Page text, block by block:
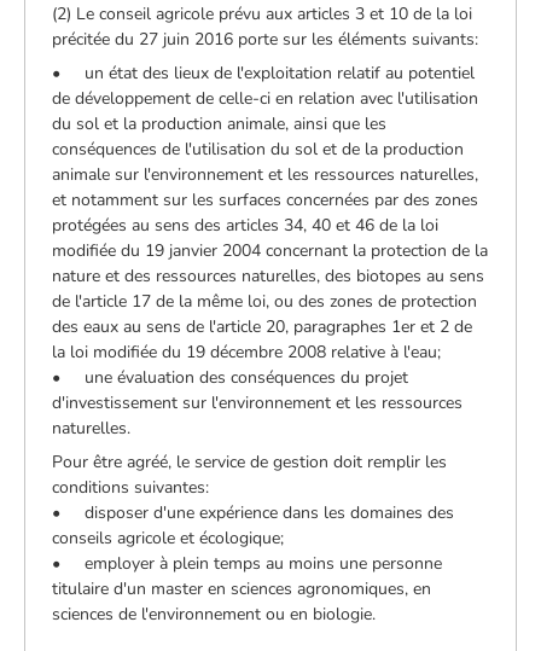
(2) Le conseil agricole prévu aux articles 3 et 10 de la loi
précitée du 27 juin 2016 porte sur les éléments suivants:
• un état des lieux de l'exploitation relatif au potentiel
de développement de celle-ci en relation avec l'utilisation
du sol et la production animale, ainsi que les
conséquences de l'utilisation du sol et de la production
animale sur l'environnement et les ressources naturelles,
et notamment sur les surfaces concernées par des zones
protégées au sens des articles 34, 40 et 46 de la loi
modifiée du 19 janvier 2004 concernant la protection de la
nature et des ressources naturelles, des biotopes au sens
de l'article 17 de la même loi, ou des zones de protection
des eaux au sens de l'article 20, paragraphes 1er et 2 de
la loi modifiée du 19 décembre 2008 relative à l'eau;
• une évaluation des conséquences du projet
d'investissement sur l'environnement et les ressources
naturelles.
Pour être agréé, le service de gestion doit remplir les
conditions suivantes:
• disposer d'une expérience dans les domaines des
conseils agricole et écologique;
• employer à plein temps au moins une personne
titulaire d'un master en sciences agronomiques, en
sciences de l'environnement ou en biologie.